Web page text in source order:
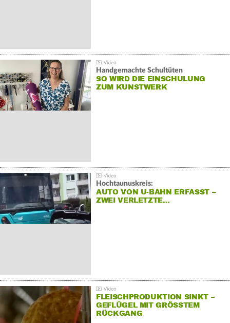
Handgemachte Schultüten
SO WIRD DIE EINSCHULUNG
ZUM KUNSTWERK
Hochtaunuskreis:
AUTO VON U-BAHN ERFASST –
ZWEI VERLETZTE…
FLEISCHPRODUKTION SINKT –
GEFLÜGEL MIT GRÖSSTEM R
ÜCKGANG